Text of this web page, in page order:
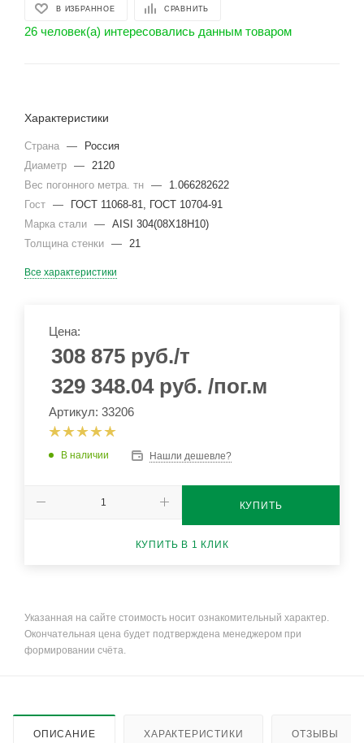
В ИЗБРАННОЕ СРАВНИТЬ
26 человек(а) интересовались данным товаром
Характеристики
Страна —
Россия
Диаметр — 2120
Вес погонного метра. тн —
1.066282622
Гост —
ГОСТ 11068-81, ГОСТ 10704-91
Марка стали — AISI 304(08Х18Н10)
Толщина стенки — 21
Все характеристики
Цена:
308 875 руб./т
329 348.04 руб. /пог.м
Артикул: 33206
В наличии Нашли дешевле?
КУПИТЬ
КУПИТЬ В 1 КЛИК
Указанная на сайте стоимость носит ознакомительный характер.
Окончательная цена будет подтверждена менеджером при
формировании счёта.
ОПИСАНИЕ ХАРАКТЕРИСТИКИ ОТЗЫВЫ